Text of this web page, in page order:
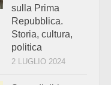
sulla Prima
Repubblica.
Storia, cultura,
politica
2 LUGLIO 2024